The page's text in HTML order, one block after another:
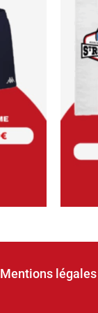
Mentions légales